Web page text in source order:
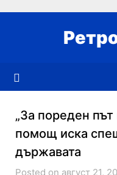
„За пореден
помощ иска
държавата
Posted on август 21,